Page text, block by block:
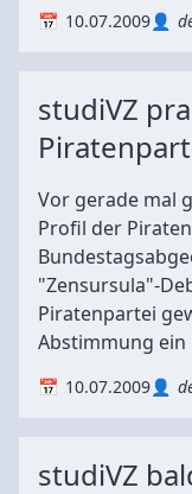
10.07.2009
studiVZ
Vor gerade mal
Profil der
"Zensursula"-
Piratenpartei
Abstimmung ein
10.07.2009
studiVZ